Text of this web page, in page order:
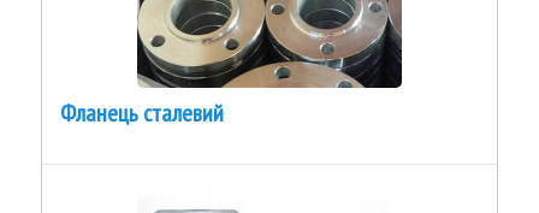
Фланець сталевий